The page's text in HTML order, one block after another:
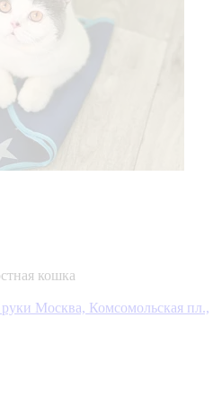
кошка
Москва, Комсомольская пл.,